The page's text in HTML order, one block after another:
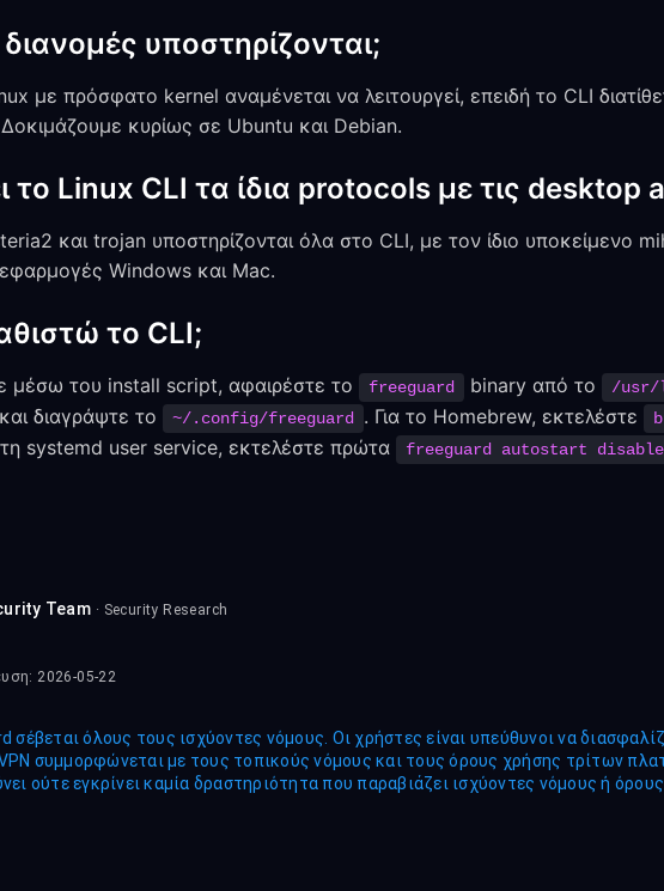
υποστηρίζονται;
με πρόσφατο kernel αναμένεται να λειτουργεί, επειδή το CLI
κυρίως σε Ubuntu και Debian.
το Linux CLI τα ίδια protocols με τις desktop
και trojan υποστηρίζονται όλα στο CLI, με τον ίδιο υποκείμενο
Windows και Mac.
το CLI;
μέσω του install script, αφαιρέστε το freeguard binary από το /usr/
διαγράψτε το
~/.config/freeguard . Για το Homebrew, εκτελέστε
τη systemd user service, εκτελέστε πρώτα freeguard autostart disable
Team · Security Research
2026-05-22
σέβεται όλους τους ισχύοντες νόμους. Οι χρήστες είναι υπεύθυνοι να
συμμορφώνεται με τους τοπικούς νόμους και τους όρους χρήσης τρίτων
ούτε εγκρίνει καμία δραστηριότητα που παραβιάζει ισχύοντες νόμους ή